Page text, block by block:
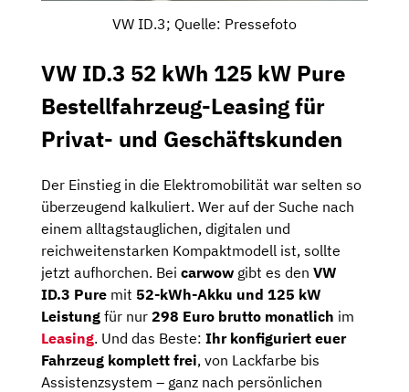
VW ID.3; Quelle: Pressefoto
VW ID.3 52 kWh 125 kW Pure
Bestellfahrzeug-Leasing für
Privat- und Geschäftskunden
Der Einstieg in die Elektromobilität war selten so
überzeugend kalkuliert. Wer auf der Suche nach
einem alltagstauglichen, digitalen und
reichweitenstarken Kompaktmodell ist, sollte
jetzt aufhorchen. Bei carwow gibt es den VW
ID.3 Pure mit 52-kWh-Akku und 125 kW
Leistung für nur 298 Euro brutto monatlich im
Leasing. Und das Beste: Ihr konfiguriert euer
Fahrzeug komplett frei, von Lackfarbe bis
Assistenzsystem – ganz nach persönlichen